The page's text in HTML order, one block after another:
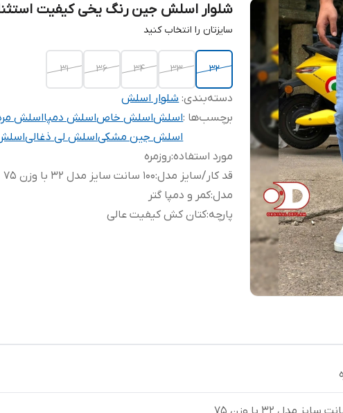
شلوار اسلش جین رنگ یخی کیفیت
سایزتان را انتخاب کنید
۳۲ ۳۳ ۳۴ ۳۶ ۳۱
دسته‌بندی:شلوار اسلش
برچسب‌ها :اسلشاسلش خاصاسلش دمپااسلش
اسلش جین مشکیاسلش لی ذغالی
مورد استفاده:روزمره
قد کار/سایز مدل:۱۰۰ سانت سایز مدل 32 با وزن ۷۵
مدل:کمر و دمپا گتر
پارچه:کتان کش کیفیت عالی